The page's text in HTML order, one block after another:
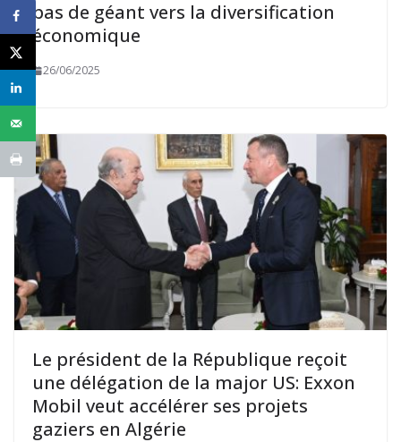
pas de géant vers la diversification
économique
26/06/2025
Le président de la République reçoit
une délégation de la major US: Exxon
Mobil veut accélérer ses projets
gaziers en Algérie